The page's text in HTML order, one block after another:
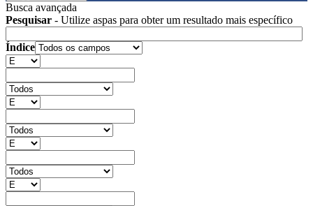
Busca avançada
Pesquisar - Utilize aspas para obter um resultado mais específico
Índice